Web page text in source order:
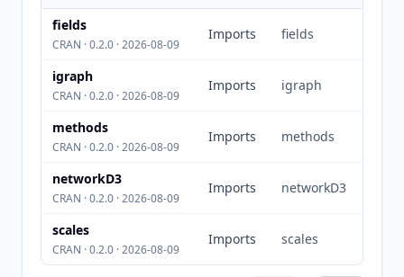
fields
CRAN · 0.2.0 · 2026-08-09
Imports fields
igraph
CRAN · 0.2.0 · 2026-08-09
Imports igraph
methods
CRAN · 0.2.0 · 2026-08-09
Imports methods
networkD3
CRAN · 0.2.0 · 2026-08-09
Imports networkD3
scales
CRAN · 0.2.0 · 2026-08-09
Imports scales